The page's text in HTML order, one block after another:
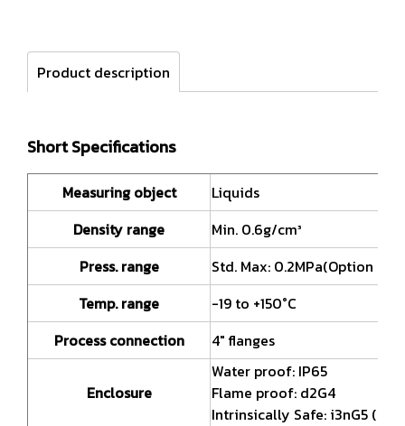
Product description
Short Specifications
Measuring object
Liquids
Density range
Min. 0.6g/cm³
Press. range
Std. Max: 0.2MPa(Option
Temp. range
-19 to +150°C
Process connection
4" flanges
Enclosure
Water proof: IP65
Flame proof: d2G4
Intrinsically Safe: i3nG5 (